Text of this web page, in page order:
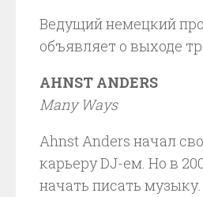
Ведущий немецкий
объявляет о выходе
AHNST ANDERS
Many Ways
Ahnst Anders начал
карьеру DJ-ем. Но в
начать писать